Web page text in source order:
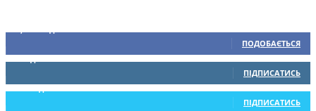
ПОДОБАЄТЬСЯ
0 Підписників
ПІДПИСАТИСЬ
234 Підписників
ПІДПИСАТИСЬ